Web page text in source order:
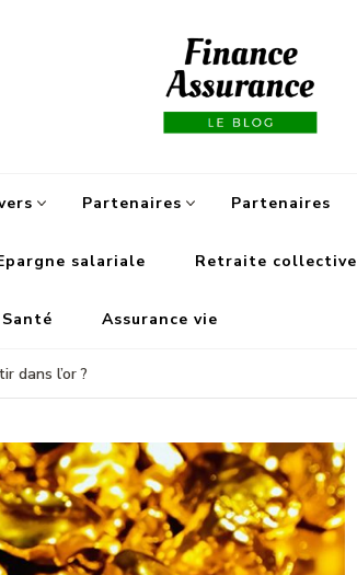
Partenaires Partenaires
salariale Retraite collective
Santé Assurance vie
dans l’or ?